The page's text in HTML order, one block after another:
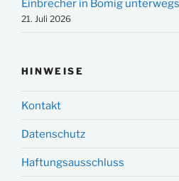
Einbrecher in Bomig unterwegs
21. Juli 2026
HINWEISE
Kontakt
Datenschutz
Haftungsausschluss